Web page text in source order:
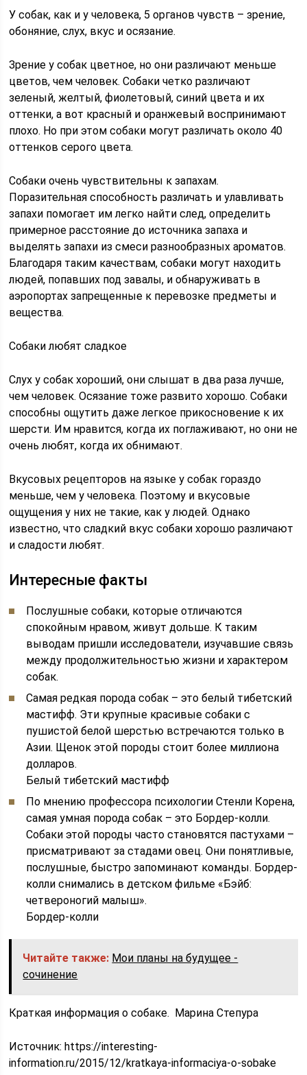
У собак, как и у человека, 5 органов чувств – зрение,
обоняние, слух, вкус и осязание.
Зрение у собак цветное, но они различают меньше
цветов, чем человек. Собаки четко различают
зеленый, желтый, фиолетовый, синий цвета и их
оттенки, а вот красный и оранжевый воспринимают
плохо. Но при этом собаки могут различать около 40
оттенков серого цвета.
Собаки очень чувствительны к запахам.
Поразительная способность различать и улавливать
запахи помогает им легко найти след, определить
примерное расстояние до источника запаха и
выделять запахи из смеси разнообразных ароматов.
Благодаря таким качествам, собаки могут находить
людей, попавших под завалы, и обнаруживать в
аэропортах запрещенные к перевозке предметы и
вещества.
Собаки любят сладкое
Слух у собак хороший, они слышат в два раза лучше,
чем человек. Осязание тоже развито хорошо. Собаки
способны ощутить даже легкое прикосновение к их
шерсти. Им нравится, когда их поглаживают, но они не
очень любят, когда их обнимают.
Вкусовых рецепторов на языке у собак гораздо
меньше, чем у человека. Поэтому и вкусовые
ощущения у них не такие, как у людей. Однако
известно, что сладкий вкус собаки хорошо различают
и сладости любят.
Интересные факты
Послушные собаки, которые отличаются
спокойным нравом, живут дольше. К таким
выводам пришли исследователи, изучавшие связь
между продолжительностью жизни и характером
собак.
Самая редкая порода собак – это белый тибетский
мастифф. Эти крупные красивые собаки с
пушистой белой шерстью встречаются только в
Азии. Щенок этой породы стоит более миллиона
долларов.
Белый тибетский мастифф
По мнению профессора психологии Стенли Корена,
самая умная порода собак – это Бордер-колли.
Собаки этой породы часто становятся пастухами –
присматривают за стадами овец. Они понятливые,
послушные, быстро запоминают команды. Бордер-
колли снимались в детском фильме «Бэйб:
четвероногий малыш».
Бордер-колли
Читайте также: Мои планы на будущее -
сочинение
Краткая информация о собаке. Марина Степура
Источник:https://interesting-
information.ru/2015/12/kratkaya-informaciya-o-sobake